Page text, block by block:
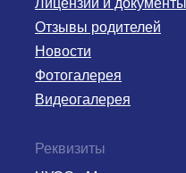
Реквизиты
Новости
Видеогалерея
Фотогалерея
Отзывы родителей
Лицензии и документы